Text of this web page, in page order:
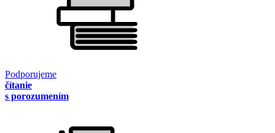
Podporujeme
čítanie
s porozumením